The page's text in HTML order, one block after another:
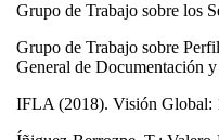
Grupo de Trabajo sobre los
Grupo de Trabajo sobre
General de Documentación
IFLA (2018). Visión Global: